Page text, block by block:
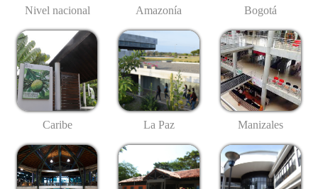
Nivel nacional Amazonía Bogotá
Caribe La Paz Manizales